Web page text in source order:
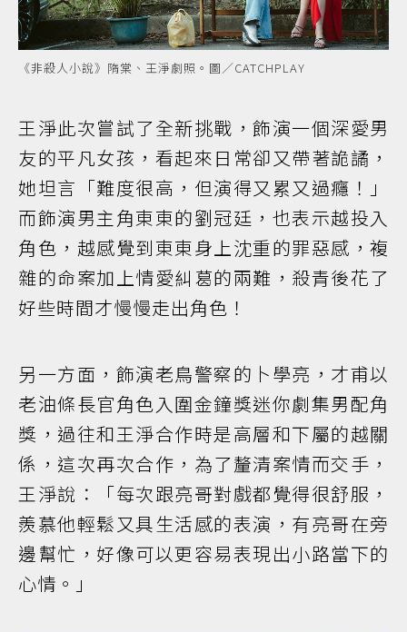
《非殺人小說》隋棠、王淨劇照。圖／CATCHPLAY
王淨此次嘗試了全新挑戰，飾演一個深愛男
友的平凡女孩，看起來日常卻又帶著詭譎，
她坦言「難度很高，但演得又累又過癮！」
而飾演男主角東東的劉冠廷，也表示越投入
角色，越感覺到東東身上沈重的罪惡感，複
雜的命案加上情愛糾葛的兩難，殺青後花了
好些時間才慢慢走出角色！
另一方面，飾演老鳥警察的卜學亮，才甫以
老油條長官角色入圍金鐘獎迷你劇集男配角
獎，過往和王淨合作時是高層和下屬的越關
係，這次再次合作，為了釐清案情而交手，
王淨說：「每次跟亮哥對戲都覺得很舒服，
羨慕他輕鬆又具生活感的表演，有亮哥在旁
邊幫忙，好像可以更容易表現出小路當下的
心情。」